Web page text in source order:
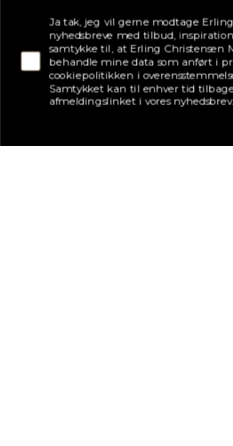
Adresse
Hørmestedvej 342
Tjekboks samtykke
Ja tak, jeg vil gerne modtage
nyhedsbreve med tilbud,
samtykke til, at Erling Christensen
behandle mine data som anført i
cookiepolitikken i
Samtykket kan til enhver tid
afmeldingslinket i vores nyhedsbrev.